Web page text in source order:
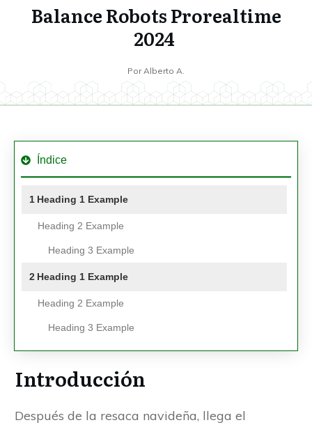
Balance Robots Prorealtime
2024
Por Alberto A.
Índice
1 Heading 1 Example
Heading 2 Example
Heading 3 Example
2 Heading 1 Example
Heading 2 Example
Heading 3 Example
Introducción
Después de la resaca navideña, llega el